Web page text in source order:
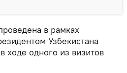
в рамках
Узбекистана
одного из визитов